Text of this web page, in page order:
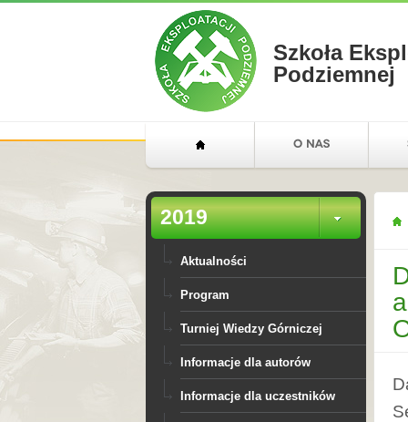
Szkoła
Podziemnej
2019
Aktualności
Program
Turniej Wiedzy Górniczej
Informacje dla autorów
Informacje dla uczestników